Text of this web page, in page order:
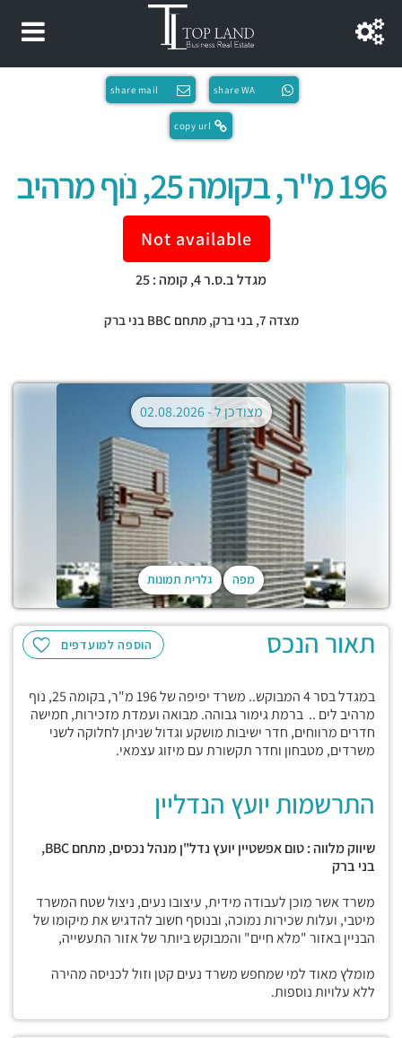
share WA
share mail
copy url
196 מ"ר, בקומה 25, נֹוף מרהיב
Not available
מגדל ב.ס.ר 4, קומה : 25
מצדה 7, בני ברק,מתחם BBC בני ברק
מפה גלרית תמונות
מצודכן ל -02.08.2026
הוספה למועדפים תאור הנכס
במגדל בסר 4 המבוקש.. משרד יפיפה של 196 מ"ר, בקומה 25, נֹוף
מרהיב לים .. ברמת גימור גבוהה. מבואה ועמדת מזכירות, חמישה
חדרים מרווחים, חדר ישיבות מושקע וגדול שניתן לחלוקה לשני
משרדים, מטבחון וחדר תקשורת עם מיזוג עצמאי.
התרשמות יועץ הנדליין
שיווק מלווה : טום אפשטיין יועץ נדל"ן מנהל נכסים, מתחם BBC,
בני ברק
משרד אשר מוכן לעבודה מידית, עיצובו נעים, ניצול שטח המשרד
מיטבי, ועלות שכירות נמוכה, ובנוסף חשוב להדגיש את מיקומו של
הבניין באזור "מלא חיים" והמבוקש ביותר של אזור התעשייה,
מומלץ מאוד למי שמחפש משרד נעים קטן וזול לכניסה מהירה
ללא עלויות נוספות.